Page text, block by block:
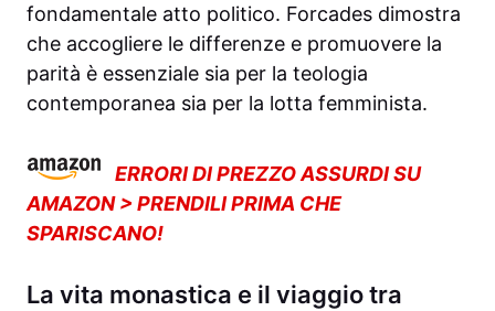
fondamentale atto politico. Forcades dimostra
che accogliere le differenze e promuovere la
parità è essenziale sia per la teologia
contemporanea sia per la lotta femminista.
ERRORI DI PREZZO ASSURDI SU
AMAZON > PRENDILI PRIMA CHE
SPARISCANO!
La vita monastica e il viaggio tra